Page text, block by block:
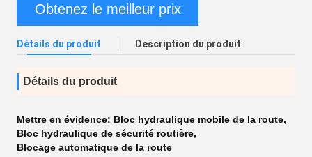
Obtenez le meilleur prix
Détails du produit Description du produit
Détails du produit
Mettre en évidence: Bloc hydraulique mobile de la route,
Bloc hydraulique de sécurité routière,
Blocage automatique de la route